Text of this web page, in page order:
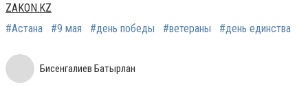
ZAKON.KZ
#Астана
#9 мая #день победы #ветераны #день единства
Бисенгалиев Батырлан